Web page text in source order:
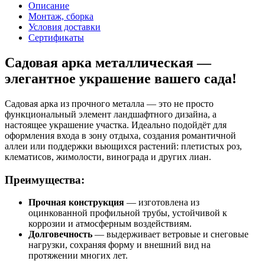
Описание
Монтаж, сборка
Условия доставки
Сертификаты
Садовая арка металлическая —
элегантное украшение вашего сада!
Садовая арка из прочного металла — это не просто
функциональный элемент ландшафтного дизайна, а
настоящее украшение участка. Идеально подойдёт для
оформления входа в зону отдыха, создания романтичной
аллеи или поддержки вьющихся растений: плетистых роз,
клематисов, жимолости, винограда и других лиан.
Преимущества:
Прочная конструкция — изготовлена из
оцинкованной профильной трубы, устойчивой к
коррозии и атмосферным воздействиям.
Долговечность — выдерживает ветровые и снеговые
нагрузки, сохраняя форму и внешний вид на
протяжении многих лет.